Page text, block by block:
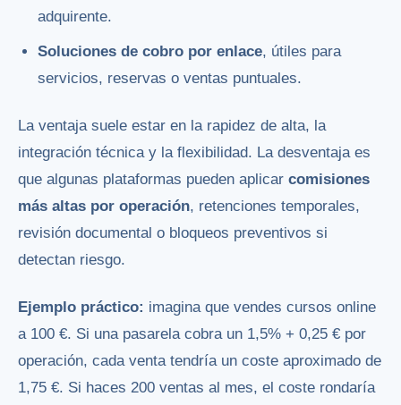
adquirente.
Soluciones de cobro por enlace, útiles para
servicios, reservas o ventas puntuales.
La ventaja suele estar en la rapidez de alta, la
integración técnica y la flexibilidad. La desventaja es
que algunas plataformas pueden aplicar comisiones
más altas por operación, retenciones temporales,
revisión documental o bloqueos preventivos si
detectan riesgo.
Ejemplo práctico: imagina que vendes cursos online
a 100 €. Si una pasarela cobra un 1,5% + 0,25 € por
operación, cada venta tendría un coste aproximado de
1,75 €. Si haces 200 ventas al mes, el coste rondaría